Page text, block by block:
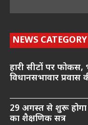
NEWS CATEGORY
हारी सीटों पर
विधानसभावार प्रवास
29 अगस्त से शुरू होगा
का शैक्षणिक सत्र